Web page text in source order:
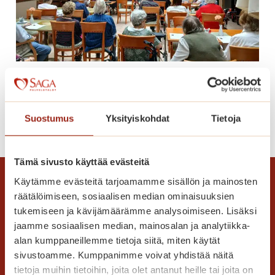
Suostumus Yksityiskohdat Tietoja
Tämä sivusto käyttää evästeitä
Käytämme evästeitä tarjoamamme sisällön ja mainosten
räätälöimiseen, sosiaalisen median ominaisuuksien
tukemiseen ja kävijämäärämme analysoimiseen. Lisäksi
jaamme sosiaalisen median, mainosalan ja analytiikka-
alan kumppaneillemme tietoja siitä, miten käytät
sivustoamme. Kumppanimme voivat yhdistää näitä
tietoja muihin tietoihin, joita olet antanut heille tai joita on
n
k
k
i
e
v
a
s
a
l
Kiitelty huipputason konsertti
Lue lisää
i
e
l
t
y
h
u